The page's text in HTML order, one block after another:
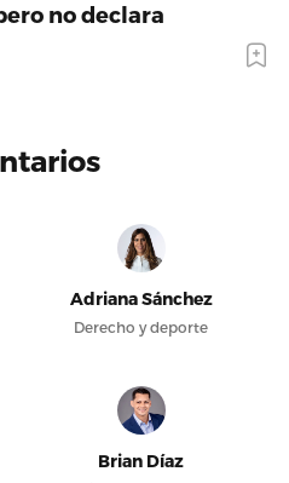
no declara
Adriana Sánchez
Derecho y deporte
Brian Díaz